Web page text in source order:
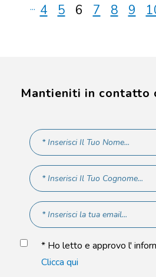
... 4 5 6 7 8 9
Mantieniti in contatto
* Ho letto e approvo l'
Clicca qui